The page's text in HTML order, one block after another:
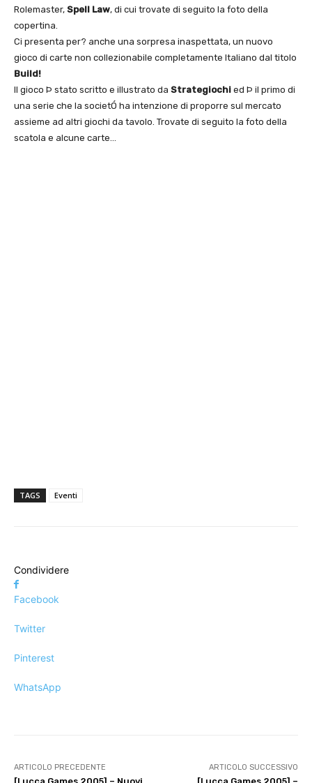
Rolemaster, Spell Law, di cui trovate di seguito la foto della
copertina.
Ci presenta per? anche una sorpresa inaspettata, un nuovo
gioco di carte non collezionabile completamente Italiano dal titolo
Build!
Il gioco Þ stato scritto e illustrato da Strategiochi ed Þ il primo di
una serie che la societÓ ha intenzione di proporre sul mercato
assieme ad altri giochi da tavolo. Trovate di seguito la foto della
scatola e alcune carte…
TAGS Eventi
Condividere
Facebook
Twitter
Pinterest
WhatsApp
ARTICOLO PRECEDENTE ARTICOLO SUCCESSIVO